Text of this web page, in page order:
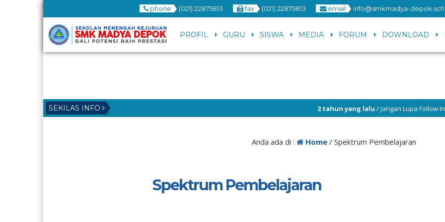
phone (021) 22875813 fax (021) 22875813 email info@smkmadya-
PROFIL GURU SISWA MEDIA FORUM DOWNLOAD
SEKILAS INFO 2 tahun yang lalu/ Jangan Lupa Follow
Anda ada di : Home/ Spektrum Pembelajaran
Spektrum Pembelajaran